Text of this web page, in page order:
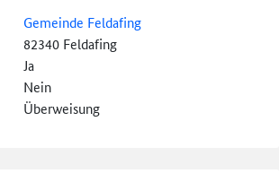
Gemeinde Feldafing
82340 Feldafing
Ja
Nein
Überweisung